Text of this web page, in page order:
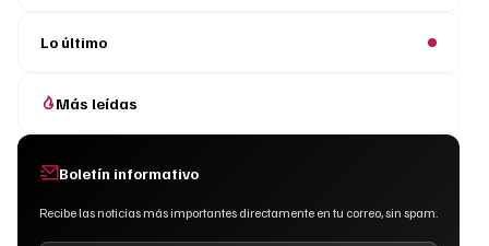
Lo último
Más leídas
Boletín informativo
Recibe las noticias más importantes directamente en tu correo, sin spam.